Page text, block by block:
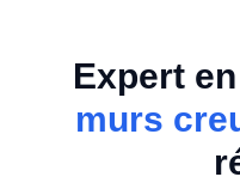
Expert en
murs